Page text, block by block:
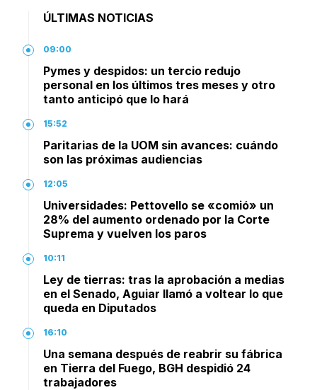
ÚLTIMAS NOTICIAS
09:00
Pymes y despidos: un tercio redujo
personal en los últimos tres meses y otro
tanto anticipó que lo hará
15:52
Paritarias de la UOM sin avances: cuándo
son las próximas audiencias
12:05
Universidades: Pettovello se «comió» un
28% del aumento ordenado por la Corte
Suprema y vuelven los paros
10:11
Ley de tierras: tras la aprobación a medias
en el Senado, Aguiar llamó a voltear lo que
queda en Diputados
16:10
Una semana después de reabrir su fábrica
en Tierra del Fuego, BGH despidió 24
trabajadores